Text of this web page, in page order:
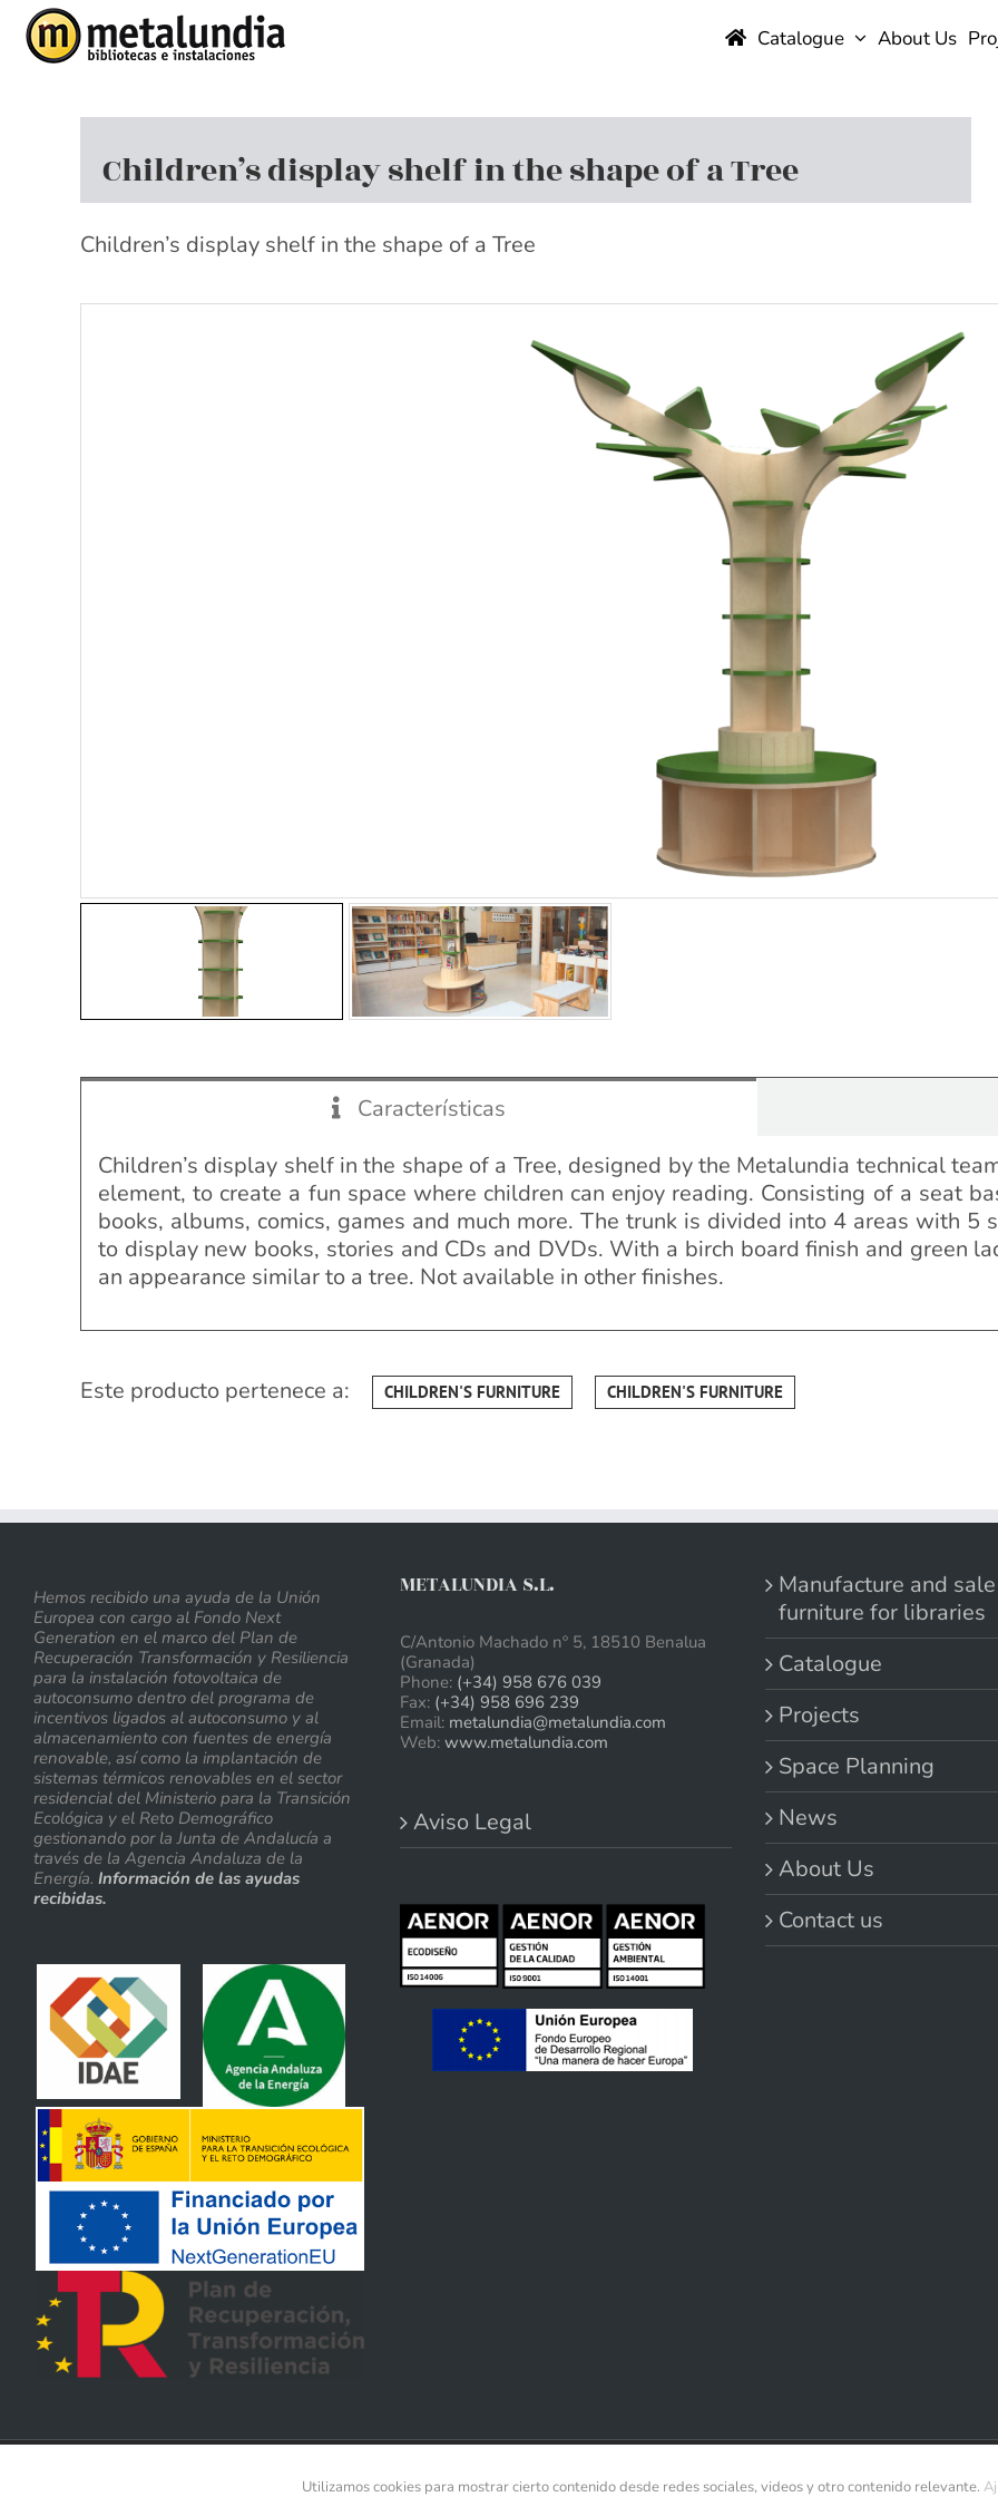
Skip
content
Catalogue About Us
Children’s display shelf in the shape of a Tree
Children’s display shelf in the shape of a Tree
Características
Children’s display shelf in the shape of a Tree, designed by the Metalundia technical
element, to create a fun space where children can enjoy reading. Consisting of a seat
books, albums, comics, games and much more. The trunk is divided into 4 areas with
to display new books, stories and CDs and DVDs. With a birch board finish and green
an appearance similar to a tree. Not available in other finishes.
Este producto pertenece a: CHILDREN'S FURNITURE CHILDREN'S FURNITURE
Hemos recibido una ayuda de la Unión
Europea con cargo al Fondo Next
Generation en el marco del Plan de
Recuperación Transformación y Resiliencia
para la instalación fotovoltaica de
autoconsumo dentro del programa de
incentivos ligados al autoconsumo y al
almacenamiento con fuentes de energía
renovable, así como la implantación de
sistemas térmicos renovables en el sector
residencial del Ministerio para la Transición
Ecológica y el Reto Demográfico
gestionando por la Junta de Andalucía a
través de la Agencia Andaluza de la
Energía. Información de las ayudas
recibidas.
METALUNDIA S.L.
C/Antonio Machado nº 5, 18510 Benalua
(Granada)
Phone: (+34) 958 676 039
Fax: (+34) 958 696 239
Email: metalundia@metalundia.com
Web: www.metalundia.com
Aviso Legal
Manufacture and
furniture for libraries
Catalogue
Projects
Space Planning
News
About Us
Contact us
Copyright METALUNDIA S.L. | All Rights ReservedUtilizamos cookies para mostrar cierto contenido desde redes sociales, videos y otro contenido relevante.